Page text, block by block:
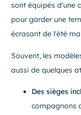
sont équipés d'une
pour garder une
écrasant de l'été
Souvent, les
aussi de quelques
Des sièges
compagnons